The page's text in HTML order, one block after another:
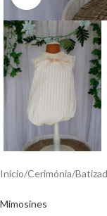
Início Cerimónia
Mimosines